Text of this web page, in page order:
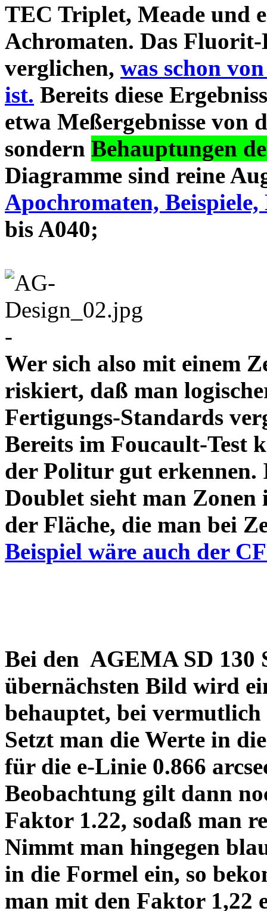
TEC Triplet, Meade und
Achromaten. Das
verglichen, was schon
ist. Bereits diese
etwa Meßergebnisse von
sondern Behauptungen
Diagramme sind reine
Apochromaten, Beispiele,
bis A040;
-
Wer sich also mit einem
riskiert, daß man
Fertigungs-Standards
Bereits im Foucault-Test
der Politur gut
Doublet sieht man Zonen
der Fläche, die man bei
Beispiel wäre auch der
Bei den AGEMA SD 130
übernächsten Bild wird
behauptet, bei vermutlich
Setzt man die Werte in
für die e-Linie 0.866
Beobachtung gilt dann
Faktor 1.22, sodaß man
Nimmt man hingegen
in die Formel ein, so
man mit den Faktor 1,22